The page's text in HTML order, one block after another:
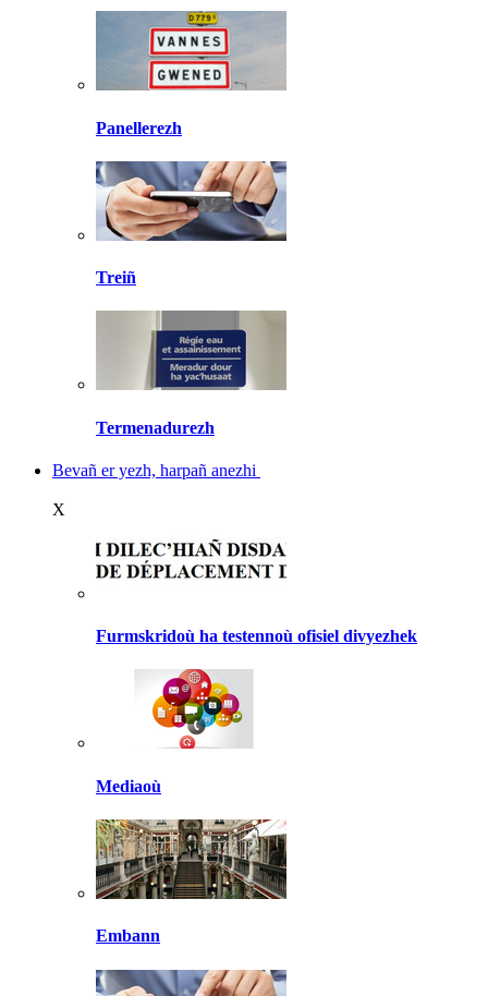
Panellerezh
Treiñ
Termenadurezh
Bevañ er yezh, harpañ anezhi
X
Furmskridoù ha testennoù ofisiel divyezhek
Mediaoù
Embann